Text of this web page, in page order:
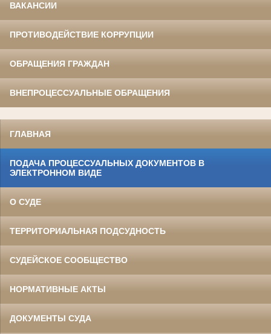
ВАКАНСИИ
ПРОТИВОДЕЙСТВИЕ КОРРУПЦИИ
ОБРАЩЕНИЯ ГРАЖДАН
ВНЕПРОЦЕССУАЛЬНЫЕ ОБРАЩЕНИЯ
ГЛАВНАЯ
ПОДАЧА ПРОЦЕССУАЛЬНЫХ ДОКУМЕНТОВ В
ЭЛЕКТРОННОМ ВИДЕ
О СУДЕ
ТЕРРИТОРИАЛЬНАЯ ПОДСУДНОСТЬ
СУДЕЙСКОЕ СООБЩЕСТВО
НОРМАТИВНЫЕ АКТЫ
ДОКУМЕНТЫ СУДА